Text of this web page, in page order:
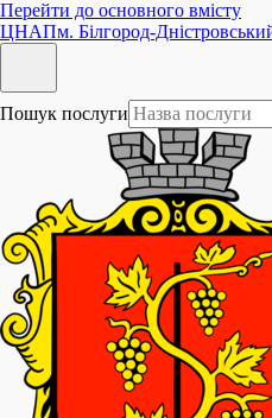
Перейти до основного вмісту
ЦНАПм. Білгород-
Пошук послуги